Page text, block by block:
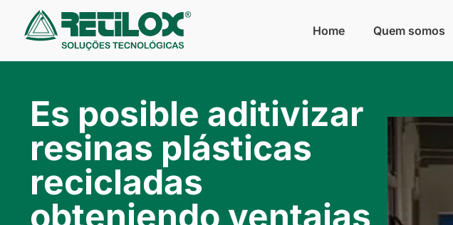
Home Quem somos
Es posible aditivizar
resinas plásticas
recicladas
obteniendo ventajas